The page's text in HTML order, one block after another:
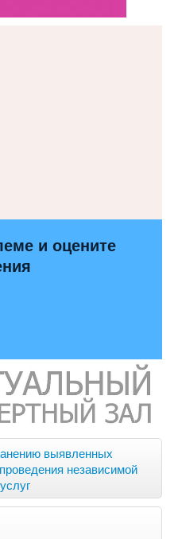
и оцените
выявленных
независимой